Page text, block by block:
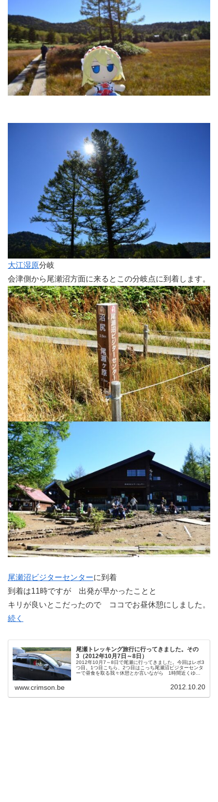
大江湿原分岐
会津側から尾瀬沼方面に来るとこの分岐点に到着します。
尾瀬沼ビジターセンターに到着
到着は11時ですが 出発が早かったことと
キリが良いとこだったので ココでお昼休憩にしました。
続く
尾瀬トレッキング旅行に行ってきました。その
3（2012年10月7日～8日）
2012年10月7～8日で尾瀬に行ってきました。今回はレポ3
つ目。1つ目こちら、2つ目はこっち尾瀬沼ビジターセンタ
ーで昼食を取る我々休憩とか言いながら 1時間近くゆっ
www.crimson.be 2012.10.20